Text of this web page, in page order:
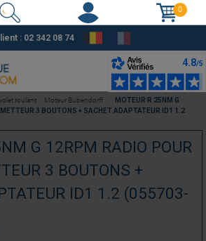
0
: 02 342 08 74
G 12RPM RADIO POUR
3 BOUTONS +
ID1 1.2 (055703-
roulant Moteur Bubendorff
MOTEUR R 25NM G
3 BOUTONS + SACHET ADAPTATEUR ID1 1.2